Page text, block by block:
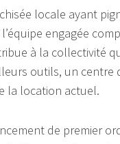
locale ayant
engagée
à la collectivité
outils, un centre
la location actuel.
de premier